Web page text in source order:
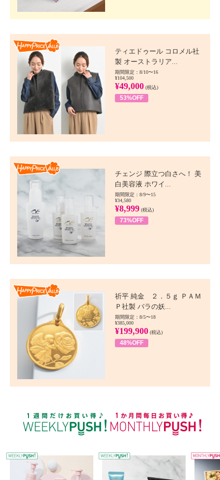
ティエドゥール コロメル社
製 オーストラリア...
期間限定：8/10〜16
¥104,500
¥49,000 (税込)
53%OFF
チェンジ 際立つ白さへ！ 美
白美容液 ホワイ...
期間限定：8/9〜15
¥34,580
¥8,999 (税込)
73%OFF
祈平 純金 ２．５ｇ ＰＡＭ
Ｐ社製 バラの妖...
期間限定：8/5〜18
¥385,000
¥199,900 (税込)
48%OFF
WEEKLY PUSH